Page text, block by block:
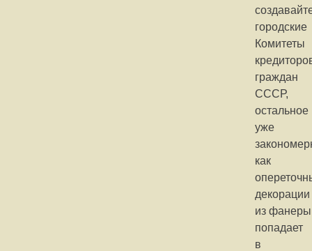
городские
Комитеты
граждан
СССР,
остальное
уже
как
декорации
из фанеры
попадает
в